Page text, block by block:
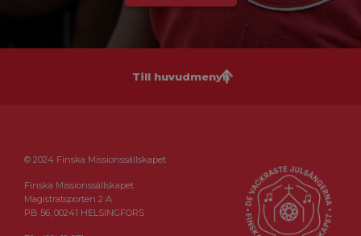
Till huvudmenyn
© 2024 Finska Missionssällskapet
Finska Missionssällskapet
Magistratsporten 2 A
PB 56, 00241 HELSINGFORS